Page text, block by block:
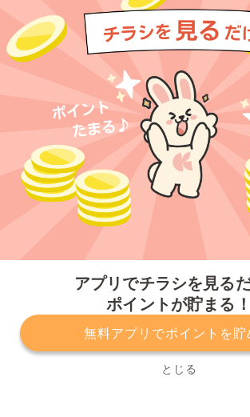
アプリでチラシを見る
ポイントが貯まる！
無料アプリでポイントを貯
とじる
プライバシーポリシー 利用規約
運
サービスに関してのお問い合わせ